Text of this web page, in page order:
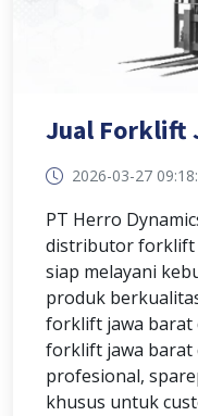
Jual Forklift
2026-03-27
PT Herro
distributor forklift
siap melayani
produk
forklift jawa barat
forklift jawa barat
profesional,
khusus untuk